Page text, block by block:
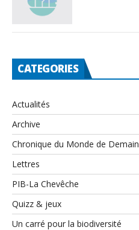
CATEGORIES
Actualités
Archive
Chronique du Monde de Demain
Lettres
PIB-La Chevêche
Quizz & jeux
Un carré pour la biodiversité